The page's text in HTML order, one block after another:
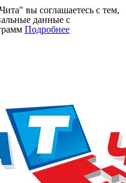
вы соглашаетесь с тем,
данные с
Подробнее